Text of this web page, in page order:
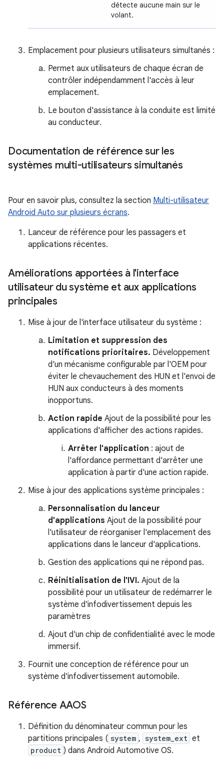
détecte aucune main sur le
volant.
Emplacement pour plusieurs utilisateurs simultanés :
Permet aux utilisateurs de chaque écran de
contrôler indépendamment l'accès à leur
emplacement.
Le bouton d'assistance à la conduite est limité
au conducteur.
Documentation de référence sur les
systèmes multi-utilisateurs simultanés
Pour en savoir plus, consultez la section Multi-utilisateur
Android Auto sur plusieurs écrans.
Lanceur de référence pour les passagers et
applications récentes.
Améliorations apportées à l'interface
utilisateur du système et aux applications
principales
Mise à jour de l'interface utilisateur du système :
Limitation et suppression des
notifications prioritaires. Développement
d'un mécanisme configurable par l'OEM pour
éviter le chevauchement des HUN et l'envoi de
HUN aux conducteurs à des moments
inopportuns.
Action rapide Ajout de la possibilité pour les
applications d'afficher des actions rapides.
Arrêter l'application : ajout de
l'affordance permettant d'arrêter une
application à partir d'une action rapide.
Mise à jour des applications système principales :
Personnalisation du lanceur
d'applications Ajout de la possibilité pour
l'utilisateur de réorganiser l'emplacement des
applications dans le lanceur d'applications.
Gestion des applications qui ne répond pas.
Réinitialisation de l'IVI. Ajout de la
possibilité pour un utilisateur de redémarrer le
système d'infodivertissement depuis les
paramètres
Ajout d'un chip de confidentialité avec le mode
immersif.
Fournit une conception de référence pour un
système d'infodivertissement automobile.
Référence AAOS
Définition du dénominateur commun pour les
partitions principales ( system , system_ext et
product ) dans Android Automotive OS.